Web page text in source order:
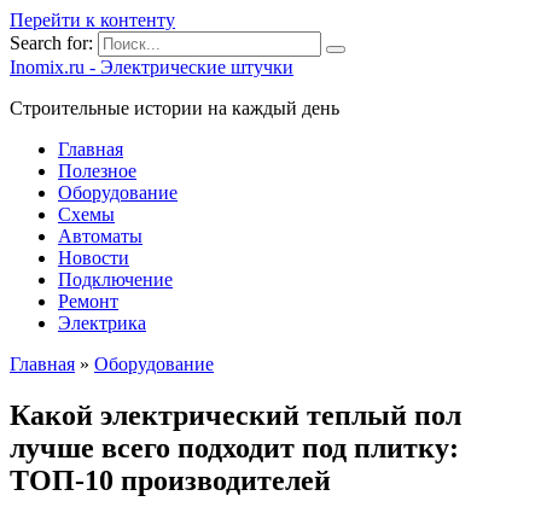
Перейти к контенту
Search for:
Inomix.ru - Электрические штучки
Cтроительные истории на каждый день
Главная
Полезное
Оборудование
Схемы
Автоматы
Новости
Подключение
Ремонт
Электрика
Главная » Оборудование
Какой электрический теплый пол
лучше всего подходит под плитку:
ТОП-10 производителей